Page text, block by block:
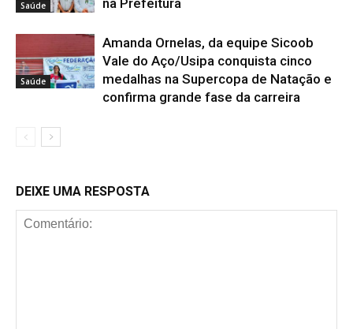
Saúde
Vale do Aço/Usipa conquista cinco
medalhas na Supercopa de Natação e
confirma grande fase da carreira